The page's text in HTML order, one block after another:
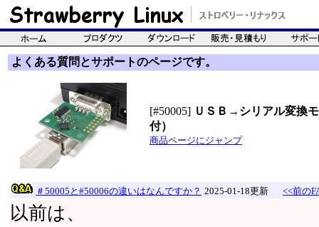
よくある質問とサポートのページです。
[#50005] ＵＳＢ→シリアル変換
付）
商品ページにジャンプ
＃50005と#50006の違いはなんですか？ 2025-01-18更新 <<前の
以前は、